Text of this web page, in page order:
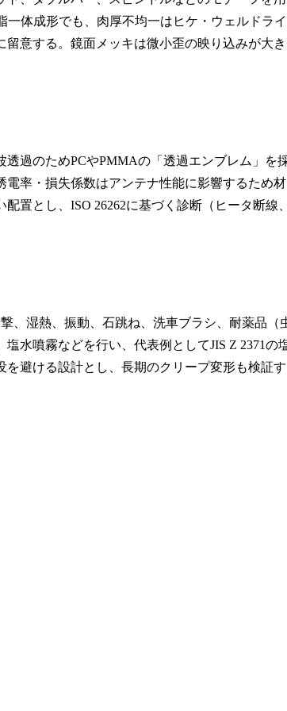
体成形でも、肉厚不均一はヒケ・ウェルドライ
意する。鏡面メッキは微小歪の映り込みが大き
過のためPCやPMMAの「透過エンブレム」を
率・損失係数はアンテナ性能に影響するため材
置とし、ISO 26262に基づく診断（ヒータ断線、
、湿熱、振動、石跳ね、洗車ブラシ、耐薬品（
水噴霧などを行い、代表例としてJIS Z 2371の
避ける設計とし、長期のクリープ変形も検証す